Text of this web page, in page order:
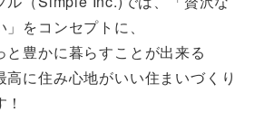
をコンセプトに、
と豊かに暮らすことが出来る
高に住み心地がいい住まいづくり